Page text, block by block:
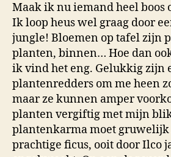
Maak ik nu iemand heel boos
Ik loop heus wel graag door
jungle! Bloemen op tafel zijn
planten, binnen… Hoe dan
ik vind het eng. Gelukkig zijn
plantenredders om me heen
maar ze kunnen amper
planten vergiftig met mijn
plantenkarma moet gruwelijk
prachtige ficus, ooit door Ilco